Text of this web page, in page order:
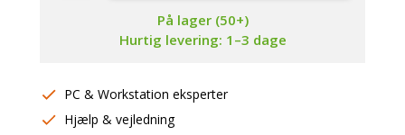
På lager (50+)
Hurtig levering: 1–3 dage
PC & Workstation eksperter
Hjælp & vejledning